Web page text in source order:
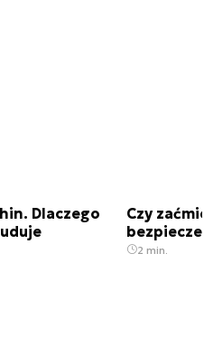
Dlaczego
Czy
2 min.